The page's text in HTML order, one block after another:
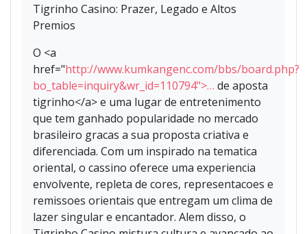
Tigrinho Casino: Prazer, Legado e Altos
Premios
O <a
href="http://www.kumkangenc.com/bbs/board.php?
bo_table=inquiry&wr_id=110794">… de aposta
tigrinho</a> e uma lugar de entretenimento
que tem ganhado popularidade no mercado
brasileiro gracas a sua proposta criativa e
diferenciada. Com um inspirado na tematica
oriental, o cassino oferece uma experiencia
envolvente, repleta de cores, representacoes e
remissoes orientais que entregam um clima de
lazer singular e encantador. Alem disso, o